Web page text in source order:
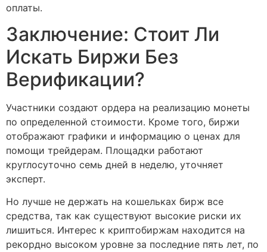
оплаты.
Заключение: Стоит Ли
Искать Биржи Без
Верификации?
Участники создают ордера на реализацию монеты
по определенной стоимости. Кроме того, биржи
отображают графики и информацию о ценах для
помощи трейдерам. Площадки работают
круглосуточно семь дней в неделю, уточняет
эксперт.
Но лучше не держать на кошельках бирж все
средства, так как существуют высокие риски их
лишиться. Интерес к криптобиржам находится на
рекордно высоком уровне за последние пять лет, по